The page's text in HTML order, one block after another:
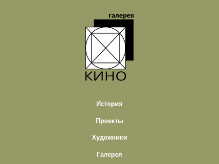
История
Проекты
Художники
Галерея